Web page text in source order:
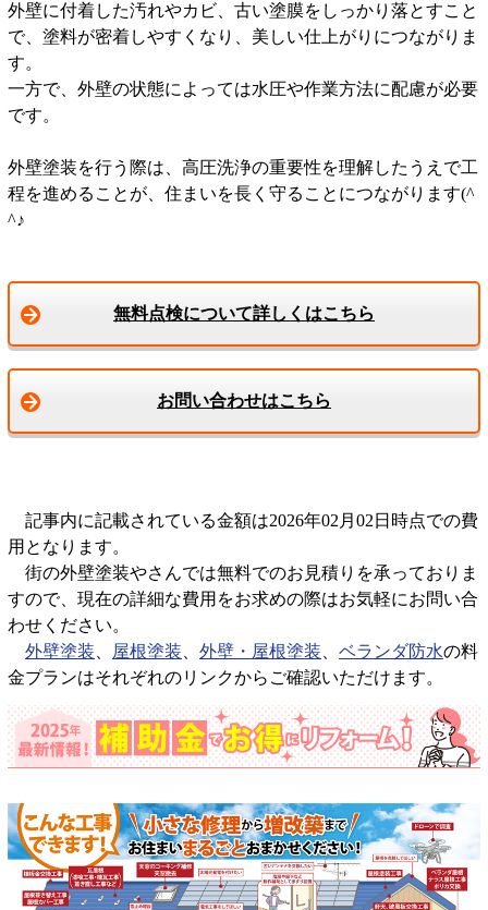
外壁に付着した汚れやカビ、古い塗膜をしっかり落とすこと
で、塗料が密着しやすくなり、美しい仕上がりにつながりま
す。
一方で、外壁の状態によっては水圧や作業方法に配慮が必要
です。
外壁塗装を行う際は、高圧洗浄の重要性を理解したうえで工
程を進めることが、住まいを長く守ることにつながります(^
^♪
無料点検について詳しくはこちら
お問い合わせはこちら
記事内に記載されている金額は2026年02月02日時点での費
用となります。
街の外壁塗装やさんでは無料でのお見積りを承っておりま
すので、現在の詳細な費用をお求めの際はお気軽にお問い合
わせください。
外壁塗装
屋根塗装 外壁・屋根塗装 ベランダ防水の料
金プランはそれぞれのリンクからご確認いただけます。